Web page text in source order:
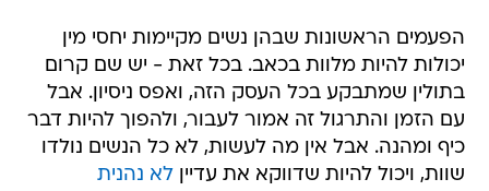
הפעמים הראשונות שבהן נשים מקיימות יחסי מין
יכולות להיות מלוות בכאב. בכל זאת - יש שם קרום
בתולין שמתבקע בכל העסק הזה, ואפס ניסיון. אבל
עם הזמן והתרגול זה אמור לעבור, ולהפוך להיות דבר
כיף ומהנה. אבל אין מה לעשות, לא כל הנשים נולדו
שוות, ויכול להיות שדווקא את עדייןלא נהנית